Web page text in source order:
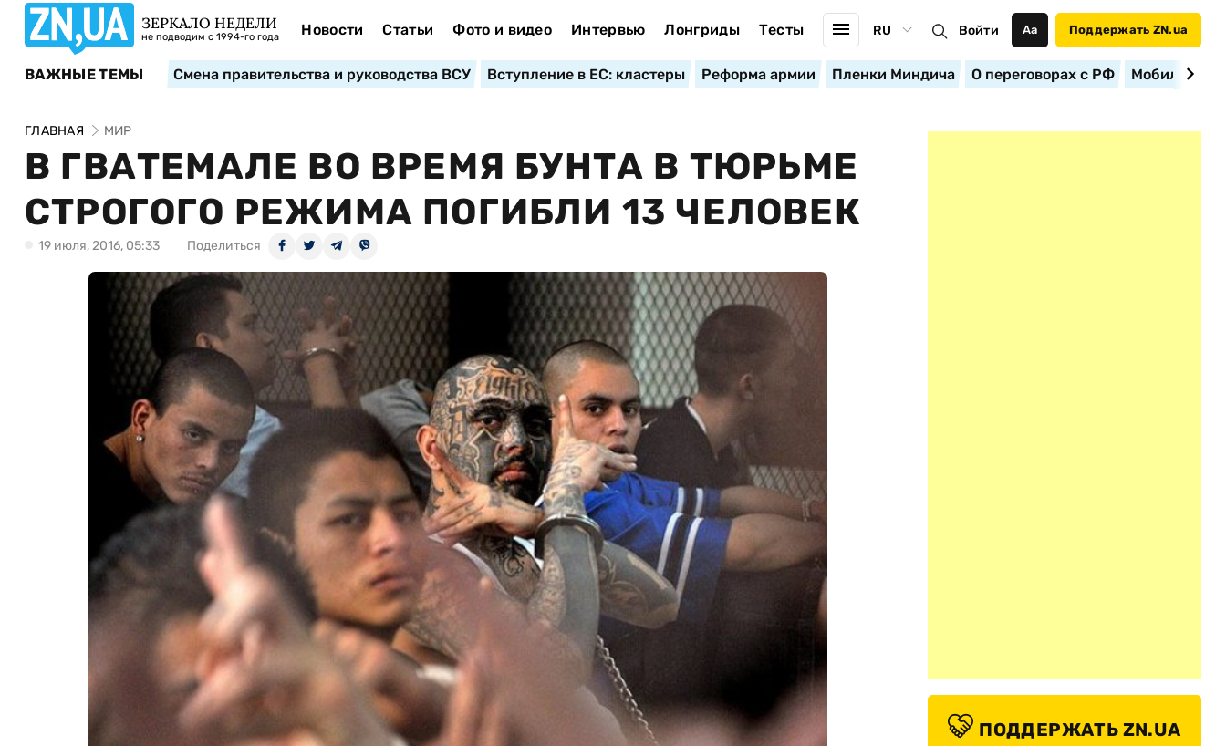
ЗЕРКАЛО НЕДЕЛИ
не подводим с 1994-го года Новости Статьи Фото и видео Интервью Лонгриды Тесты RU Войти Аа Поддержать ZN.ua
ВАЖНЫЕ ТЕМЫ Смена правительства и руководства ВСУ Вступление в ЕС: кластеры Реформа армии Пленки Миндича О переговорах с РФ
ГЛАВНАЯ МИР
В ГВАТЕМАЛЕ ВО ВРЕМЯ БУНТА В ТЮРЬМЕ
СТРОГОГО РЕЖИМА ПОГИБЛИ 13 ЧЕЛОВЕК
19 июля, 2016, 05:33 Поделиться
ПОДДЕРЖАТЬ ZN.UA